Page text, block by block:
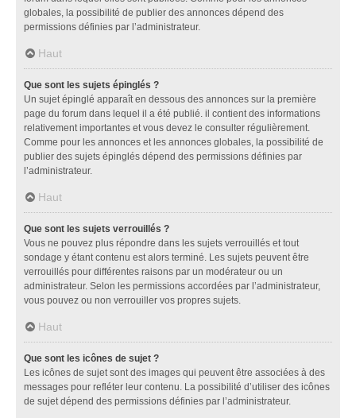
globales, la possibilité de publier des annonces dépend des
permissions définies par l’administrateur.
Haut
Que sont les sujets épinglés ?
Un sujet épinglé apparaît en dessous des annonces sur la première
page du forum dans lequel il a été publié. il contient des informations
relativement importantes et vous devez le consulter régulièrement.
Comme pour les annonces et les annonces globales, la possibilité de
publier des sujets épinglés dépend des permissions définies par
l’administrateur.
Haut
Que sont les sujets verrouillés ?
Vous ne pouvez plus répondre dans les sujets verrouillés et tout
sondage y étant contenu est alors terminé. Les sujets peuvent être
verrouillés pour différentes raisons par un modérateur ou un
administrateur. Selon les permissions accordées par l’administrateur,
vous pouvez ou non verrouiller vos propres sujets.
Haut
Que sont les icônes de sujet ?
Les icônes de sujet sont des images qui peuvent être associées à des
messages pour refléter leur contenu. La possibilité d’utiliser des icônes
de sujet dépend des permissions définies par l’administrateur.